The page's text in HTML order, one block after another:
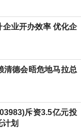
业开办效率 优化企
清德会晤危地马拉总
斥资3.5亿元投
划